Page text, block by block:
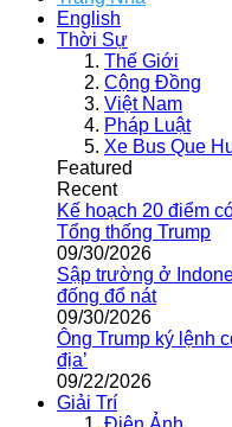
English
Thời Sự
Thế Giới
Cộng Đồng
Việt Nam
Pháp Luật
Xe Bus Que
Featured
Recent
Kế hoạch 20 điểm
Tổng thống Trump
09/30/2026
Sập trường ở
đống đổ nát
09/30/2026
Ông Trump ký lệnh
địa’
09/22/2026
Giải Trí